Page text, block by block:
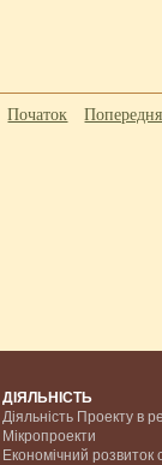
Початок Попередня
ДІЯЛЬНІСТЬ
Діяльність Проекту в
Мікропроекти
Економічний розвиток